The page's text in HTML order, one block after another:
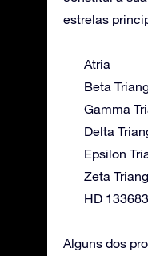
estrelas
Atria
Beta
Gamma
Delta
Epsilon
Zeta
HD 133683
Alguns dos